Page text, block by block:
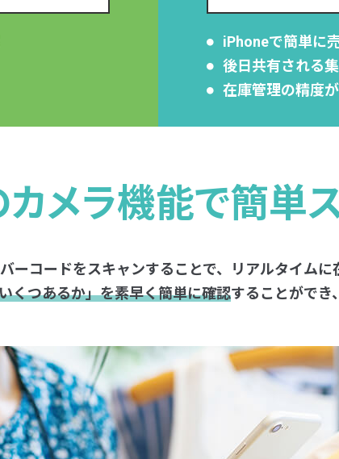
iPhoneで簡単に
後日共有される
在庫管理の精度
カメラ機能で簡単
ーコードをスキャンすることで、リアルタイム
くつあるか」を素早く簡単に確認することができ